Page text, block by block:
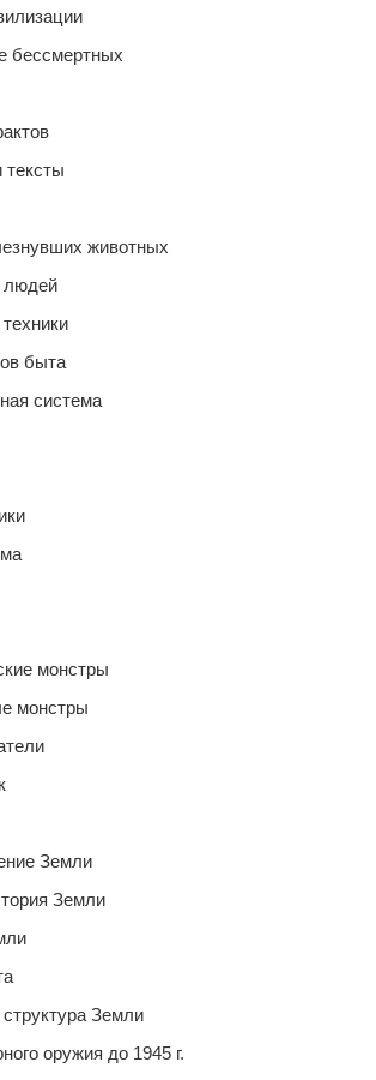
бессмертных
тексты
животных
людей
быта
система
монстры
монстры
Земли
Земли
Земли
оружия до 1945 г.